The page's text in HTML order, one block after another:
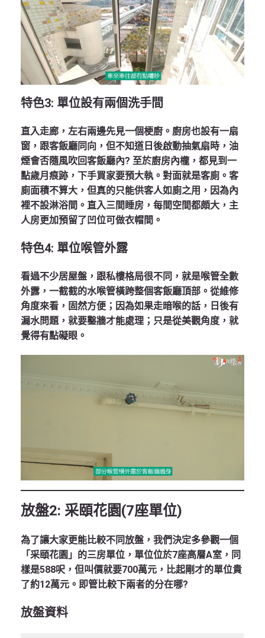
特色3: 單位設有兩個洗手間
直入走廊，左右兩邊先見一個梗廚。廚房也設有一扇
窗，跟客飯廳同向，但不知道日後啟動抽氣扇時，油
煙會否隨風吹回客飯廳內? 至於廚房內櫳，都見到一
點歲月痕跡，下手買家要預大執。對面就是客廁。客
廁面積不算大，但真的只能供客人如廁之用，因為內
裡不設淋浴間。直入三間睡房，每間空間都頗大，主
人房更加預留了凹位可做衣帽間。
特色4: 單位喉管外露
看過不少居屋盤，跟私樓格局很不同，就是喉管全數
外露，一截截的水喉管橫跨整個客飯廳頂部。從維修
角度來看，固然方便；因為如果走暗喉的話，日後有
漏水問題，就要鑿牆才能處理；只是從美觀角度，就
覺得有點礙眼。
放盤2: 采頤花園(7座單位)
為了讓大家更能比較不同放盤，我們決定多參觀一個
「采頤花園」的三房單位，單位位於7座高層A室，同
樣是588呎，但叫價就要700萬元，比起剛才的單位貴
了約12萬元。即管比較下兩者的分在哪?
放盤資料